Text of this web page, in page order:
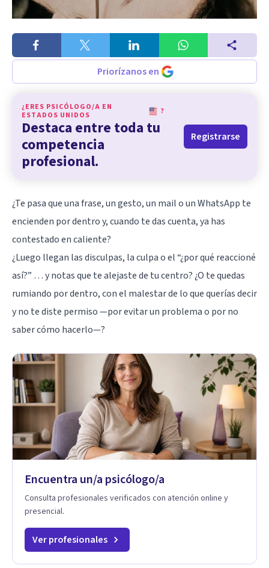
Priorízanos en
¿ERES PSICÓLOGO/A EN
ESTADOS UNIDOS
?
Destaca entre toda tu
competencia
profesional.
Registrarse
¿Te pasa que una frase, un gesto, un mail o un WhatsApp te
encienden por dentro y, cuando te das cuenta, ya has
contestado en caliente?
¿Luego llegan las disculpas, la culpa o el “¿por qué reaccioné
así?” … y notas que te alejaste de tu centro? ¿O te quedas
rumiando por dentro, con el malestar de lo que querías decir
y no te diste permiso —por evitar un problema o por no
saber cómo hacerlo—?
Encuentra un/a psicólogo/a
Consulta profesionales verificados con atención online y
presencial.
Ver profesionales